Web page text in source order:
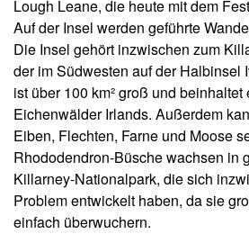
Lough Leane, die heute mit dem
Auf der Insel werden geführte
Die Insel gehört inzwischen zum
der im Südwesten auf der Halbinsel
ist über 100 km² groß und
Eichenwälder Irlands. Außerdem
Eiben, Flechten, Farne und Moose
Rhododendron-Büsche wachsen in
Killarney-Nationalpark, die sich
Problem entwickelt haben, da sie
einfach überwuchern.